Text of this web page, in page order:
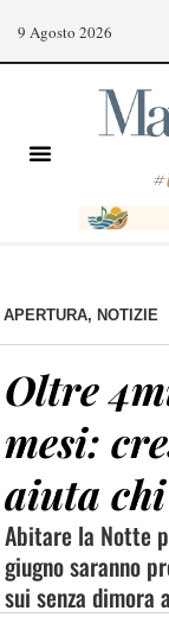
9 Agosto 2026
#
APERTURA, NOTIZIE
Oltre
mesi:
aiuta
Abitare la Notte
giugno saranno
sui senza dimora